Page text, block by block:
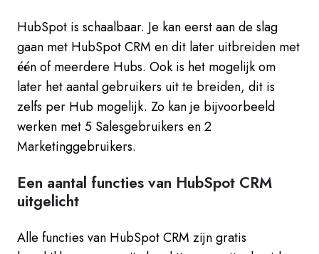
HubSpot is schaalbaar. Je kan eerst aan de slag
gaan met HubSpot CRM en dit later uitbreiden met
één of meerdere Hubs. Ook is het mogelijk om
later het aantal gebruikers uit te breiden, dit is
zelfs per Hub mogelijk. Zo kan je bijvoorbeeld
werken met 5 Salesgebruikers en 2
Marketinggebruikers.
Een aantal functies van HubSpot CRM
uitgelicht
Alle functies van HubSpot CRM zijn gratis